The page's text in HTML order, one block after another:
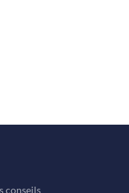
conseils